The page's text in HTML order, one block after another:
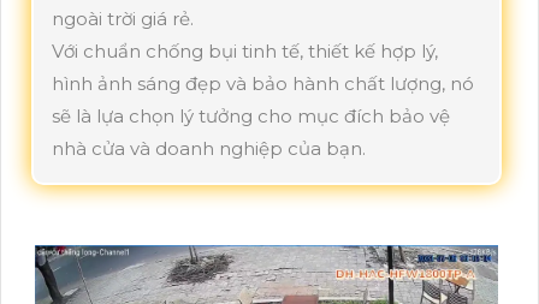
ngoài trời giá rẻ.
Với chuẩn chống bụi tinh tế, thiết kế hợp lý,
hình ảnh sáng đẹp và bảo hành chất lượng, nó
sẽ là lựa chọn lý tưởng cho mục đích bảo vệ
nhà cửa và doanh nghiệp của bạn.